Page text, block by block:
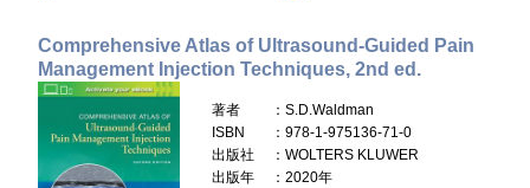
Comprehensive Atlas of Ultrasound-Guided Pain
Management Injection Techniques, 2nd ed.
著者
：S.D.Waldman
ISBN
：978-1-975136-71-0
出版社
：WOLTERS KLUWER
出版年
：2020年